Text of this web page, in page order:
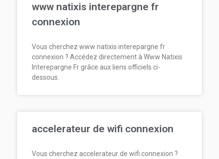
www natixis interepargne fr
connexion
Vous cherchez www natixis interepargne fr
connexion ? Accédez directement à Www Natixis
Interepargne Fr grâce aux liens officiels ci-
dessous.
accelerateur de wifi connexion
Vous cherchez accelerateur de wifi connexion ?